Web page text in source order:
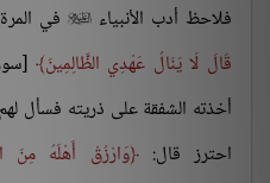
فلاحظ أدب الأنبياء في
قَالَ لَا يَنَالُ عَهْدِي الظَّالِمِينَ
أخذته الشفقة على ذريته فسأل
احترز قال: وَارْزُقْ أَهْلَهُ مِنَ